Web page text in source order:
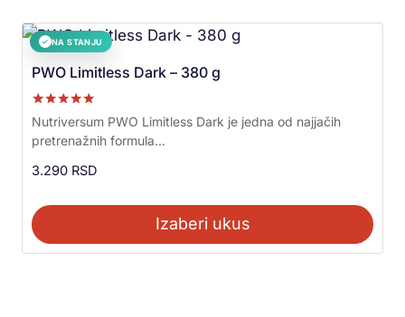
✓ NA STANJU
PWO Limitless Dark – 380 g
Ocenjeno sa
5.00
od 5
Nutriversum PWO Limitless Dark je jedna od najjačih
pretrenažnih formula...
3.290 RSD
Izaberi ukus